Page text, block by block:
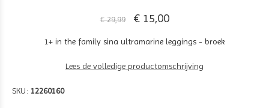
€ 29,99 € 15,00
1+ in the family sina ultramarine leggings - broek
Lees de volledige productomschrijving
SKU: 12260160